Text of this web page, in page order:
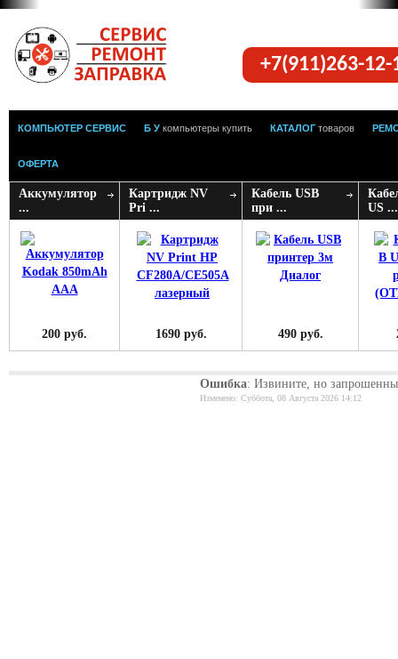
+7(911)263-
КОМПЬЮТЕР СЕРВИС Б У компьютеры купить КАТАЛОГ товаров
ОФЕРТА
Аккумулятор
...
200 руб.
Картридж NV
Pri ...
1690 руб.
Кабель USB
при ...
490 руб.
US ...
Ошибка: Извините, но
Изменено: Суббота, 08 Августа 2026 14:12